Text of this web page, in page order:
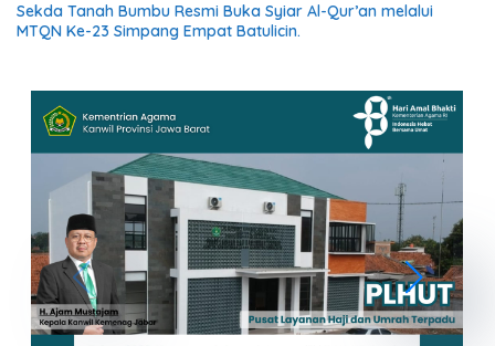
Sekda Tanah Bumbu Resmi Buka Syiar Al-Qur’an melalui
MTQN Ke-23 Simpang Empat Batulicin.